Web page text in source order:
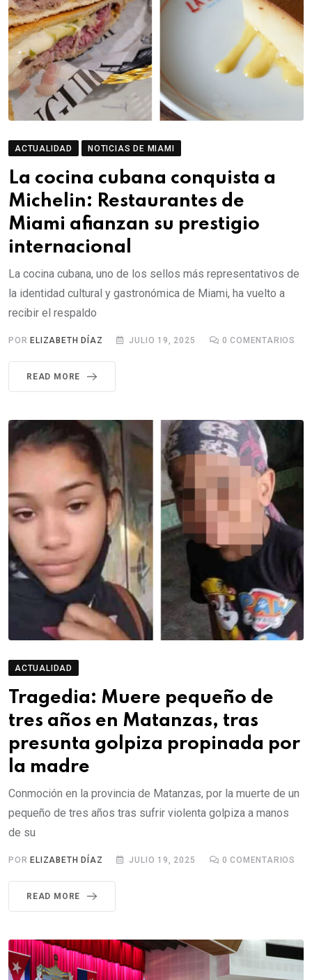
ACTUALIDAD NOTICIAS DE MIAMI
La cocina cubana conquista a
Michelin: Restaurantes de
Miami afianzan su prestigio
internacional
La cocina cubana, uno de los sellos más representativos de
la identidad cultural y gastronómica de Miami, ha vuelto a
recibir el respaldo
PORELIZABETH DÍAZ JULIO 19, 2025 0 COMENTARIOS
READ MORE
ACTUALIDAD
Tragedia: Muere pequeño de
tres años en Matanzas, tras
presunta golpiza propinada por
la madre
Conmoción en la provincia de Matanzas, por la muerte de un
pequeño de tres años tras sufrir violenta golpiza a manos
de su
POR ELIZABETH DÍAZ JULIO 19, 2025 0 COMENTARIOS
READ MORE